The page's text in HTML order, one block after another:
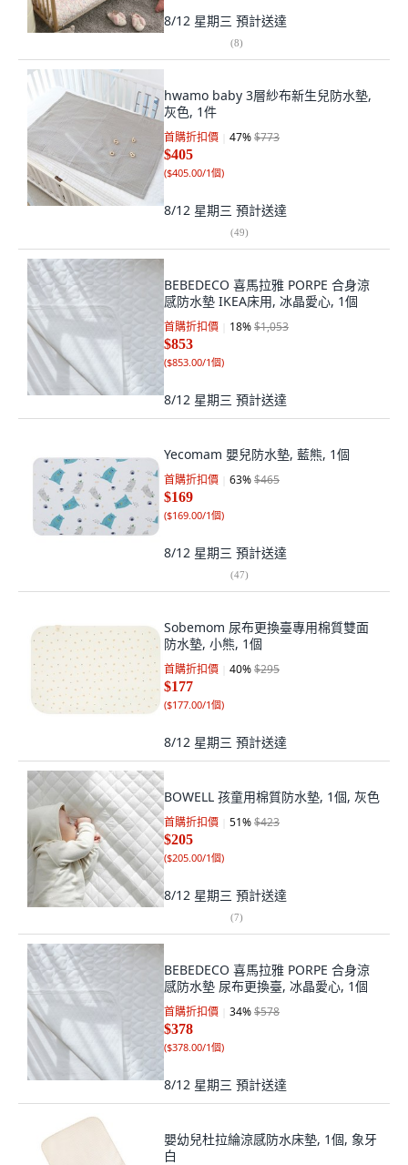
8/12 星期三 預計送達
(8)
hwamo baby 3層紗布新生兒防水墊,
灰色, 1件
首購折扣價 47%$773
$405
($405.00/1個)
8/12 星期三 預計送達
(49)
BEBEDECO 喜馬拉雅 PORPE 合身涼
感防水墊 IKEA床用, 冰晶愛心, 1個
首購折扣價 18%$1,053
$853
($853.00/1個)
8/12 星期三 預計送達
Yecomam 嬰兒防水墊, 藍熊, 1個
首購折扣價 63%$465
$169
($169.00/1個)
8/12 星期三 預計送達
(47)
Sobemom 尿布更換臺專用棉質雙面
防水墊, 小熊, 1個
首購折扣價 40%$295
$177
($177.00/1個)
8/12 星期三 預計送達
BOWELL 孩童用棉質防水墊, 1個, 灰色
首購折扣價 51%$423
$205
($205.00/1個)
8/12 星期三 預計送達
(7)
BEBEDECO 喜馬拉雅 PORPE 合身涼
感防水墊 尿布更換臺, 冰晶愛心, 1個
首購折扣價 34%$578
$378
($378.00/1個)
8/12 星期三 預計送達
嬰幼兒杜拉綸涼感防水床墊, 1個, 象牙
白